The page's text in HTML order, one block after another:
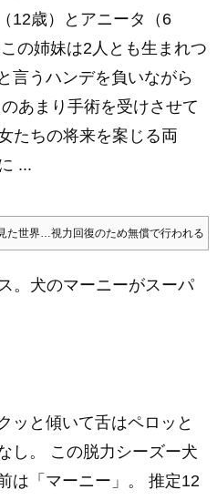
12歳）とアニータ（6
の姉妹は2人とも生まれつ
言うハンデを負いながら
あまり手術を受けさせて
たちの将来を案じる両
...
た世界…視力回復のため無償で行われる
。犬のマーニーがスーパ
ッと傾いて舌はペロッと
し。 この脱力シーズー犬
は「マーニー」。 推定12